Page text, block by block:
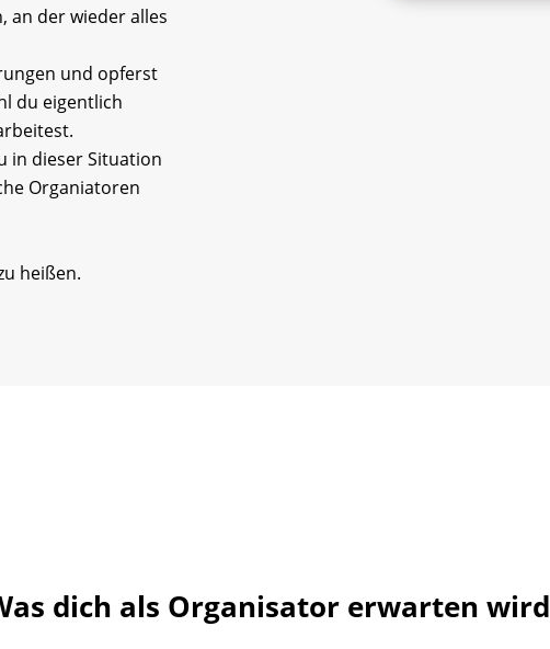
an der wieder alles
und opferst
du eigentlich
in dieser Situation
Organiatoren
heißen.
dich als Organisator erwarten wird